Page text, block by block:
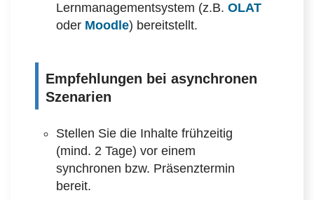
Lernmanagementsystem (z.B. OLAT
oder Moodle) bereitstellt.
Empfehlungen bei asynchronen
Szenarien
Stellen Sie die Inhalte frühzeitig
(mind. 2 Tage) vor einem
synchronen bzw. Präsenztermin
bereit.